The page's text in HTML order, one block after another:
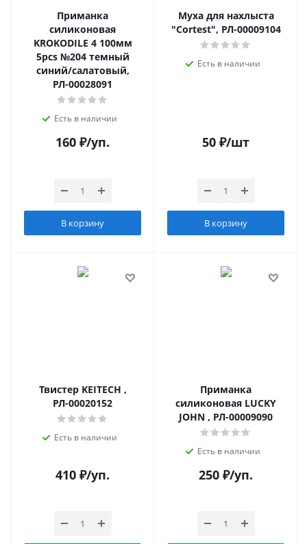
Приманка
силиконовая
KROKODILE 4 100мм
5pcs №204 темный
синий/салатовый,
РЛ-00028091
Есть в наличии
160 ₽/уп.
В корзину
Муха для нахлыста
"Cortest", РЛ-00009104
Есть в наличии
50 ₽/шт
В корзину
Твистер KEITECH ,
РЛ-00020152
Есть в наличии
410 ₽/уп.
Приманка
силиконовая LUCKY
JOHN , РЛ-00009090
Есть в наличии
250 ₽/уп.